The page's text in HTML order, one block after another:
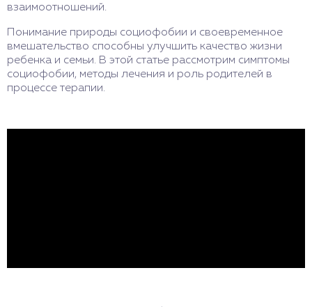
взаимоотношений.
Понимание природы социофобии и своевременное
вмешательство способны улучшить качество жизни
ребенка и семьи. В этой статье рассмотрим симптомы
социофобии, методы лечения и роль родителей в
процессе терапии.